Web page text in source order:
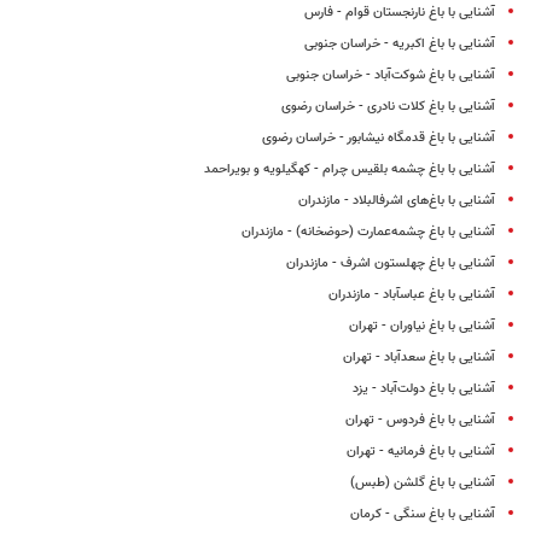
آشنایی با باغ نارنجستان قوام - فارس
آشنایی با باغ اکبریه - خراسان جنوبی
آشنایی با باغ شوکت‌آباد - خراسان جنوبی
آشنایی با باغ کلات نادری - خراسان رضوی
آشنایی با باغ قدمگاه نیشابور - خراسان رضوی
آشنایی با باغ چشمه بلقیس چرام - کهگیلویه و بویراحمد
آشنایی با باغ‌های اشرف‎البلاد - مازندران
آشنایی با باغ چشمه‌عمارت (حوض‎خانه) - مازندران
آشنایی با باغ چهلستون اشرف - مازندران
آشنایی با باغ عباس‎آباد - مازندران
آشنایی با باغ نیاوران - تهران
آشنایی با باغ سعد‌آباد - تهران
آشنایی با باغ دولت‌آباد - یزد
آشنایی با باغ فردوس - تهران
آشنایی با باغ فرمانیه - تهران
آشنایی با باغ گلشن (طبس)
آشنایی با باغ سنگی - کرمان